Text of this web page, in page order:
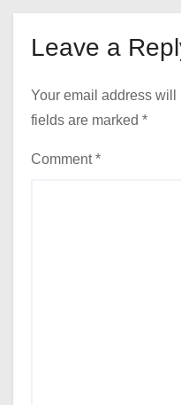
Leave a
Your email address will
fields are marked *
Comment*